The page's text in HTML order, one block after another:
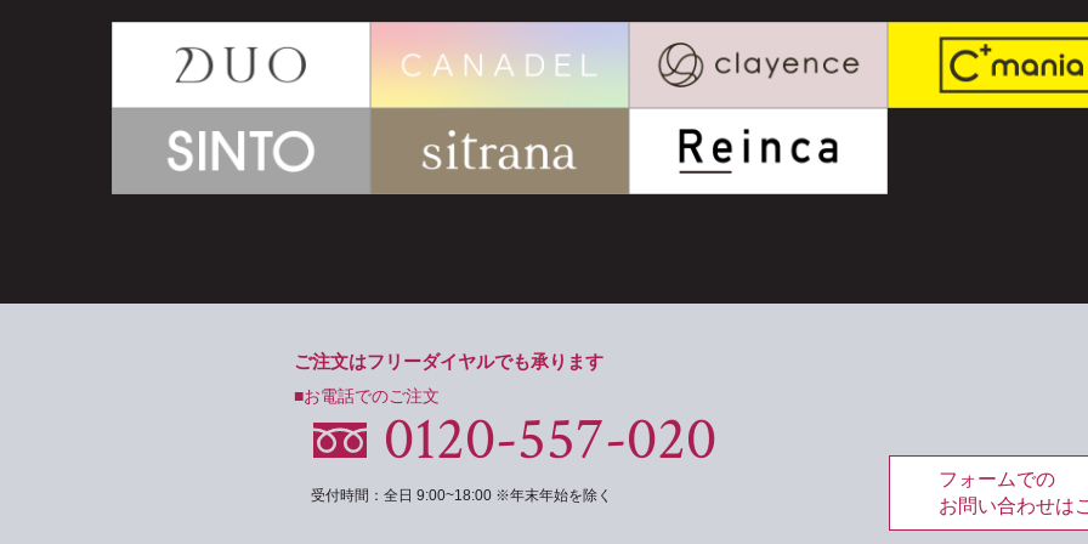
ご注文はフリーダイヤルでも承ります
■お電話でのご注文
0120-557-020
受付時間：全日 9:00~18:00 ※年末年始を除く
フォームでの
お問い合わせは